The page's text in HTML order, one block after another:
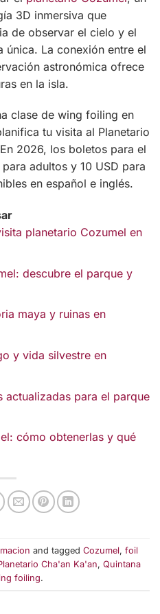
3D inmersiva que
de observar el cielo y el
única. La conexión entre el
astronómica ofrece
en la isla.
clase de wing foiling en
tu visita al Planetario
2026, los boletos para el
adultos y 10 USD para
en español e inglés.
planetario Cozumel en
descubre el parque y
maya y ruinas en
y vida silvestre en
actualizadas para el parque
cómo obtenerlas y qué
and tagged Cozumel, foil
Cha'an Ka'an, Quintana
foiling.